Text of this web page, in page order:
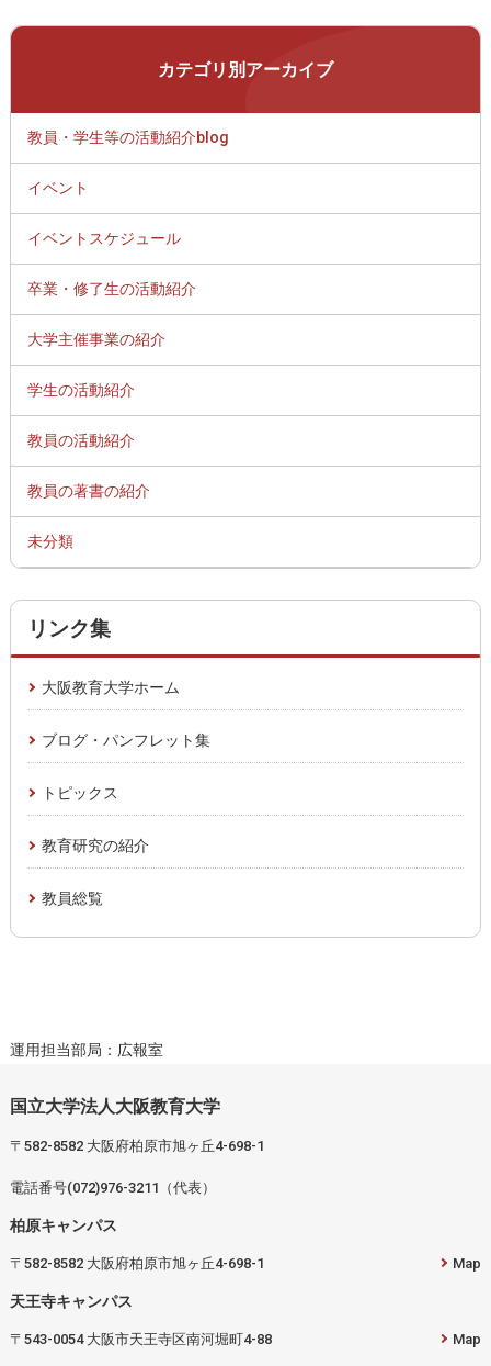
カテゴリ別アーカイブ
教員・学生等の活動紹介blog
イベント
イベントスケジュール
卒業・修了生の活動紹介
大学主催事業の紹介
学生の活動紹介
教員の活動紹介
教員の著書の紹介
未分類
リンク集
大阪教育大学ホーム
ブログ・パンフレット集
トピックス
教育研究の紹介
教員総覧
運用担当部局：広報室
国立大学法人大阪教育大学
〒582-8582 大阪府柏原市旭ヶ丘4-698-1
電話番号(072)976-3211（代表）
柏原キャンパス
〒582-8582 大阪府柏原市旭ヶ丘4-698-1 Map
天王寺キャンパス
〒543-0054 大阪市天王寺区南河堀町4-88 Map